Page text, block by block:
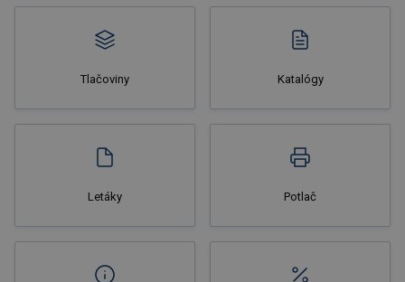
Tlačoviny Katalógy
Letáky Potlač